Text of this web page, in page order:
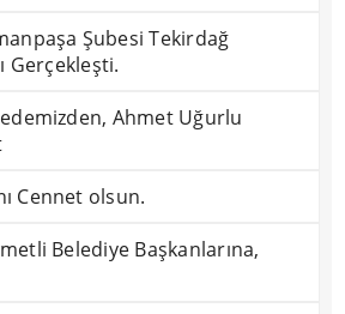
Şubesi Tekirdağ
Gerçekleşti.
Ahmet Uğurlu
Cennet olsun.
Belediye Başkanlarına,